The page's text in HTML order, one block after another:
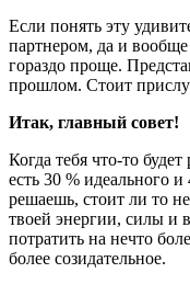
Если понять эту
партнером, да и вообще
гораздо проще.
прошлом. Стоит
Итак, главный совет!
Когда тебя что-то
есть 30 % идеального
решаешь, стоит ли то
твоей энергии, силы и
потратить на нечто
более созидательное.